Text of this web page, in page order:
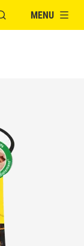
OUVRIR LAMENU